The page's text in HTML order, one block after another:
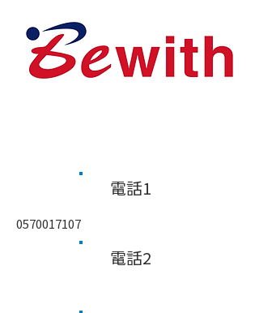
​電話1
0570017107
​電話2